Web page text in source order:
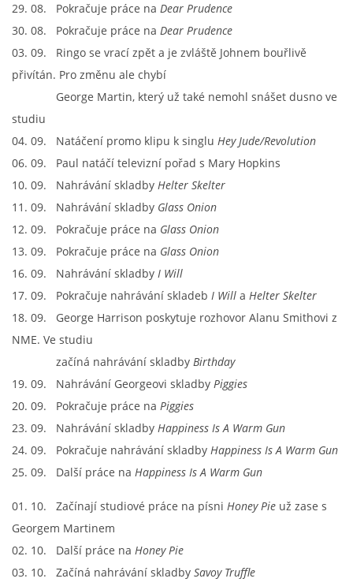
29. 08. Pokračuje práce na Dear Prudence
30. 08. Pokračuje práce na Dear Prudence
03. 09. Ringo se vrací zpět a je zvláště Johnem bouřlivě
přivítán. Pro změnu ale chybí
George Martin, který už také nemohl snášet dusno ve
studiu
04. 09. Natáčení promo klipu k singlu Hey Jude/Revolution
06. 09. Paul natáčí televizní pořad s Mary Hopkins
10. 09. Nahrávání skladby Helter Skelter
11. 09. Nahrávání skladby Glass Onion
12. 09. Pokračuje práce na Glass Onion
13. 09. Pokračuje práce na Glass Onion
16. 09. Nahrávání skladby I Will
17. 09. Pokračuje nahrávání skladeb I Will a Helter Skelter
18. 09. George Harrison poskytuje rozhovor Alanu Smithovi z
NME. Ve studiu
začíná nahrávání skladby Birthday
19. 09. Nahrávání Georgeovi skladby Piggies
20. 09. Pokračuje práce na Piggies
23. 09. Nahrávání skladby Happiness Is A Warm Gun
24. 09. Pokračuje nahrávání skladby Happiness Is A Warm Gun
25. 09. Další práce na Happiness Is A Warm Gun
01. 10. Začínají studiové práce na písni Honey Pie už zase s
Georgem Martinem
02. 10. Další práce na Honey Pie
03. 10. Začíná nahrávání skladby Savoy Truffle